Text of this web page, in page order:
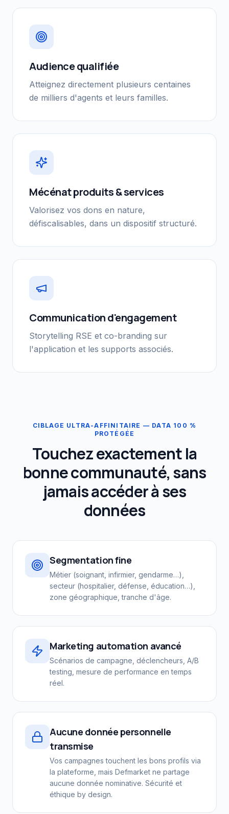
Audience qualifiée
Atteignez directement plusieurs centaines
de milliers d'agents et leurs familles.
Mécénat produits & services
Valorisez vos dons en nature,
défiscalisables, dans un dispositif structuré.
Communication d'engagement
Storytelling RSE et co-branding sur
l'application et les supports associés.
CIBLAGE ULTRA-AFFINITAIRE — DATA 100 %
PROTÉGÉE
Touchez exactement la
bonne communauté, sans
jamais accéder à ses
données
Segmentation fine
Métier (soignant, infirmier, gendarme…),
secteur (hospitalier, défense, éducation…),
zone géographique, tranche d'âge.
Marketing automation avancé
Scénarios de campagne, déclencheurs, A/B
testing, mesure de performance en temps
réel.
Aucune donnée personnelle
transmise
Vos campagnes touchent les bons profils via
la plateforme, mais Defmarket ne partage
aucune donnée nominative. Sécurité et
éthique by design.